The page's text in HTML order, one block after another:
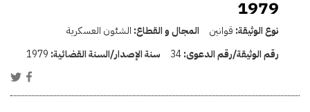
1979
نوع الوثيقة: قوانين المجال و القطاع: الشئون العسكرية
رقم الوثيقة/رقم الدعوى:34 سنة الإصدار/السنة القضائية: 1979